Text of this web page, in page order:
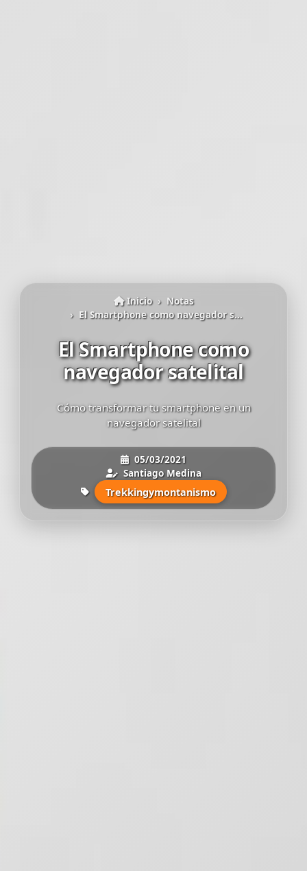
Inicio
Notas
El Smartphone como navegador s...
El Smartphone como
navegador satelital
Cómo transformar tu smartphone en un
navegador satelital
05/03/2021
Santiago Medina
Trekkingymontanismo